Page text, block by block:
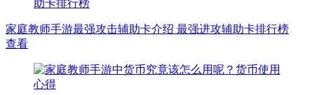
家庭教师手游最强攻击辅助卡介绍 最强进攻辅助卡排行榜
查看